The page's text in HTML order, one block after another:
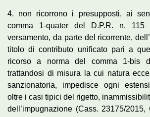
4. non ricorrono i presupposti, ai
comma 1-quater del D.P.R. n.
versamento, da parte del ricorrente,
titolo di contributo unificato pari a
ricorso a norma del comma 1-bis
trattandosi di misura la cui natura
sanzionatoria, impedisce ogni
oltre i casi tipici del rigetto,
dell’impugnazione (Cass. 23175/2015,